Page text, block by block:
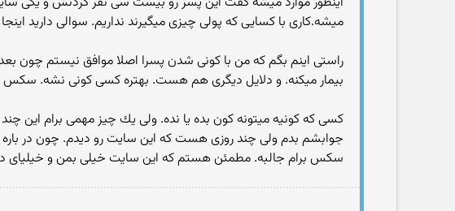
میشه.کاری با کسایی که پولی چیزی میگیرند نداریم. سوالی دارید
راستی اینم بگم که من با کونی شدن پسرا اصلا موافق نیستم چون
بیمار میکنه. و دلایل دیگری هم هست. بهتره کسی کونی نشه. سکس
كسی كه كونیه میتونه كون بده یا نده. ولی یك چیز مهمی برام این
جوابشم بدم ولی چند روزی هست كه این سایت رو دیدم. چون در
سكس برام جالبه. مطمئن هستم كه این سایت خیلی بمن و خیلیای